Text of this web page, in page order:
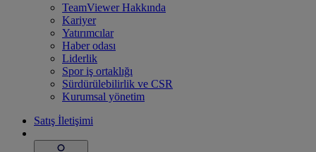
TeamViewer Hakkında
Kariyer
Yatırımcılar
Haber odası
Liderlik
Spor iş ortaklığı
Sürdürülebilirlik ve CSR
Kurumsal yönetim
Satış İletişimi